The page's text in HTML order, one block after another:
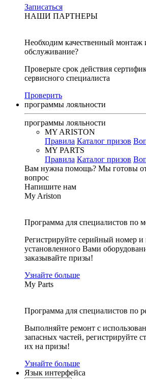
Записаться
НАШИ ПАРТНЕРЫ
Необходим качественный монтаж
обслуживание?
Проверьте срок действия
сервисного специалиста
Проверить
программы лояльности
программы лояльности
MY ARISTON
Правила Каталог призов
MY PARTS
Правила Каталог призов
Вам нужна помощь? Мы готовы
вопрос
Напишите нам
My Ariston
Программа для специалистов по
Регистрируйте серийный номер и
установленного Вами
заказывайте призы!
Узнайте больше
My Parts
Программа для специалистов по
Выполняйте ремонт с
запасных частей, регистрируйте
их на призы!
Узнайте больше
Язык интерфейса